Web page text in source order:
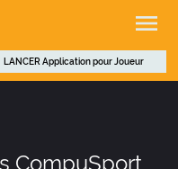
CompuSport
LANCER Application pour Joueur